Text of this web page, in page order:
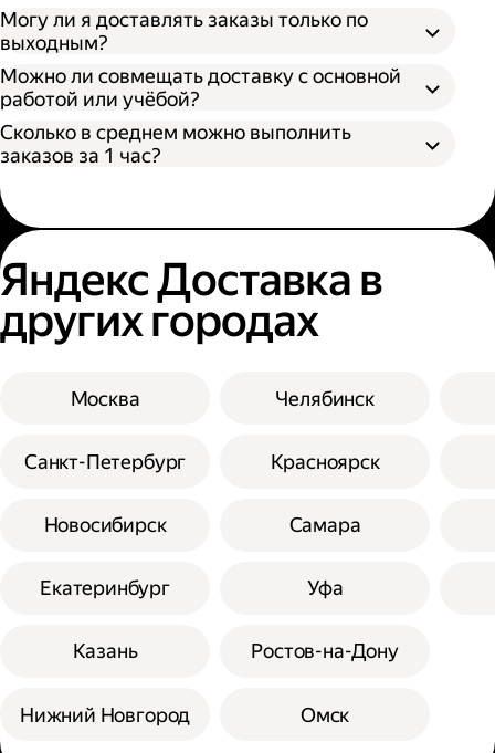
Могу ли я доставлять заказы только по
выходным?
Можно ли совмещать доставку с основной
работой или учёбой?
Сколько в среднем можно выполнить
заказов за 1 час?
Яндекс Доставка в
других городах
Москва
Санкт-Петербург
Новосибирск
Екатеринбург
Казань
Нижний Новгород
Челябинск
Красноярск
Самара
Уфа
Ростов-на-Дону
Омск